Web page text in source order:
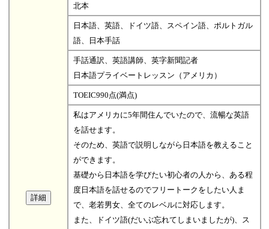
北本
日本語、英語、ドイツ語、スペイン語、ポルトガル
語、日本手話
手話通訳、英語講師、英字新聞記者
日本語プライベートレッスン（アメリカ）
TOEIC990点(満点)
私はアメリカに5年間住んでいたので、流暢な英語
を話せます。
そのため、英語で説明しながら日本語を教えること
ができます。
基礎から日本語を学びたい初心者の人から、ある程
度日本語を話せるのでフリートークをしたい人ま
で、老若男女、全てのレベルに対応します。
また、ドイツ語(だいぶ忘れてしまいましたが)、ス